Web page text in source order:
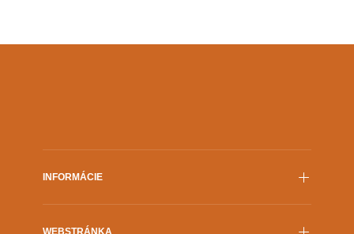
INFORMÁCIE
WEBSTRÁNKA